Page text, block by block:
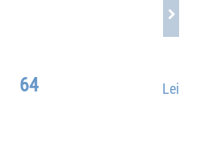
64 Lei